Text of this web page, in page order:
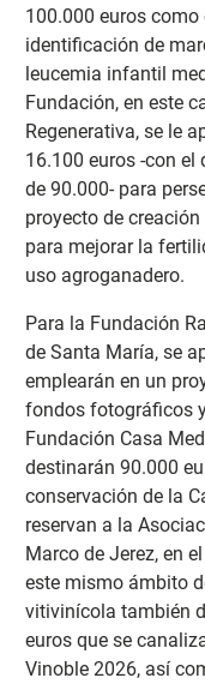
100.000 euros
identificación de
leucemia infantil
Fundación, en este
Regenerativa, se le
16.100 euros -con
de 90.000- para
proyecto de
para mejorar la
uso agroganadero.
Para la Fundación
de Santa María, se
emplearán en un
fondos fotográficos
Fundación Casa
destinarán 90.000
conservación de la
reservan a la
Marco de Jerez, en
este mismo ámbito
vitivinícola también
euros que se
Vinoble 2026, así